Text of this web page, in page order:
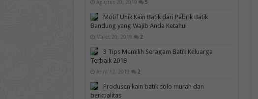
Agustus 20, 2019 5
Motif Unik Kain Batik dari Pabrik Batik
Bandung yang Wajib Anda Ketahui
Maret 20, 2019 2
3 Tips Memilih Seragam Batik Keluarga
Terbaik 2019
April 12, 2019 2
Produsen kain batik solo murah dan
berkualitas